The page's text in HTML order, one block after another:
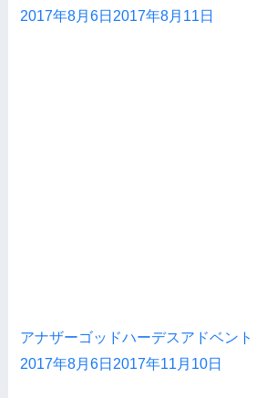
2017年8月6日 2017年8月11日
アナザーゴッドハーデスアドベン
2017年8月6日 2017年11月10日